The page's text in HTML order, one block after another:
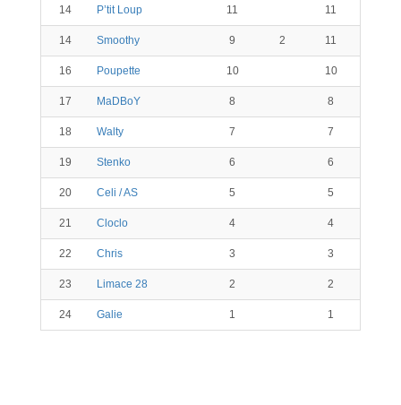
14 P’tit Loup 11 11
14 Smoothy 9 2 11
16 Poupette 10 10
17 MaDBoY 8 8
18 Walty 7 7
19 Stenko 6 6
20 Celi / AS 5 5
21 Cloclo 4 4
22 Chris 3 3
23 Limace 28 2 2
24 Galie 1 1